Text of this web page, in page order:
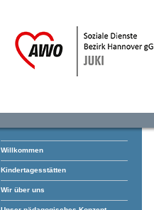
Willkommen
Kindertagesstätten
Wir über uns